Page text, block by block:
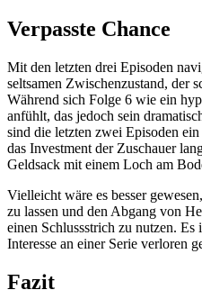
Verpasste Chance
Mit den letzten drei Episoden
seltsamen Zwischenzustand, der
Während sich Folge 6 wie ein
anfühlt, das jedoch sein
sind die letzten zwei Episoden
das Investment der Zuschauer
Geldsack mit einem Loch am
Vielleicht wäre es besser
zu lassen und den Abgang von
einen Schlussstrich zu nutzen. Es
Interesse an einer Serie verloren
Fazit